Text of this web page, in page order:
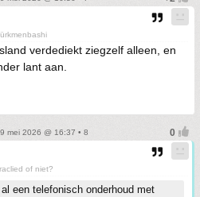
verdediekt ziegzelf alleen, en
lant aan.
mei 2026 @ 16:37 • 8
of niet?
een telefonisch onderhoud met